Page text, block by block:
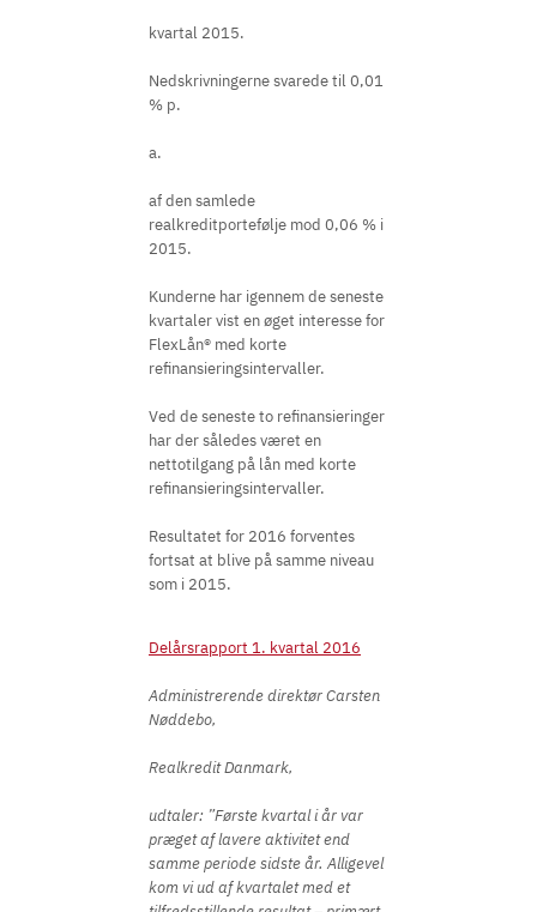
kvartal 2015.
Nedskrivningerne svarede til 0,01
% p.
a.
af den samlede
realkreditportefølje mod 0,06 % i
2015.
Kunderne har igennem de seneste
kvartaler vist en øget interesse for
FlexLån® med korte
refinansieringsintervaller.
Ved de seneste to refinansieringer
har der således været en
nettotilgang på lån med korte
refinansieringsintervaller.
Resultatet for 2016 forventes
fortsat at blive på samme niveau
som i 2015.
Delårsrapport 1. kvartal 2016
Administrerende direktør Carsten
Nøddebo,
Realkredit Danmark,
udtaler: ”Første kvartal i år var
præget af lavere aktivitet end
samme periode sidste år. Alligevel
kom vi ud af kvartalet med et